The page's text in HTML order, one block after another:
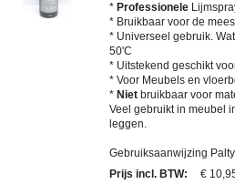
* Professionele
* Bruikbaar voor de
* Universeel gebruik.
50'C
* Uitstekend geschikt
* Voor Meubels en
* Niet bruikbaar voor
Veel gebruikt in meubel
leggen.
Gebruiksaanwijzing
Prijs incl. BTW:
€